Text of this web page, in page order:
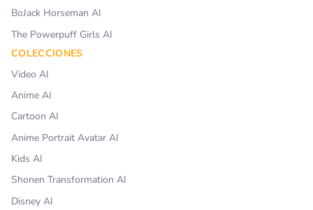
BoJack Horseman AI
The Powerpuff Girls AI
COLECCIONES
Video AI
Anime AI
Cartoon AI
Anime Portrait Avatar AI
Kids AI
Shonen Transformation AI
Disney AI